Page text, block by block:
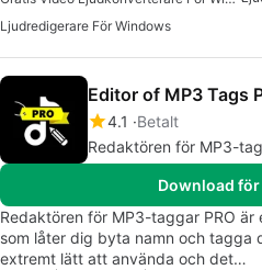
Ljudredigerare För Windows
Editor of MP3 Tags
4.1
Betalt
Redaktören för MP3-
Download
Redaktören för MP3-taggar PRO
som låter dig byta namn och tagga
extremt lätt att använda och det…